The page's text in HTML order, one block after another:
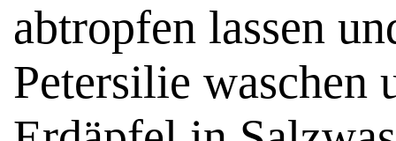
abtropfen lassen
Petersilie waschen